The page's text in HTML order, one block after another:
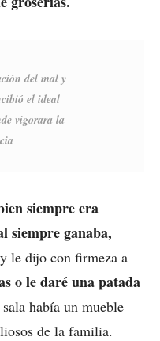
del mal y
el ideal
vigorara la
siempre era
siempre ganaba,
y le dijo con firmeza a
o le daré una patada
había un mueble
de la familia.